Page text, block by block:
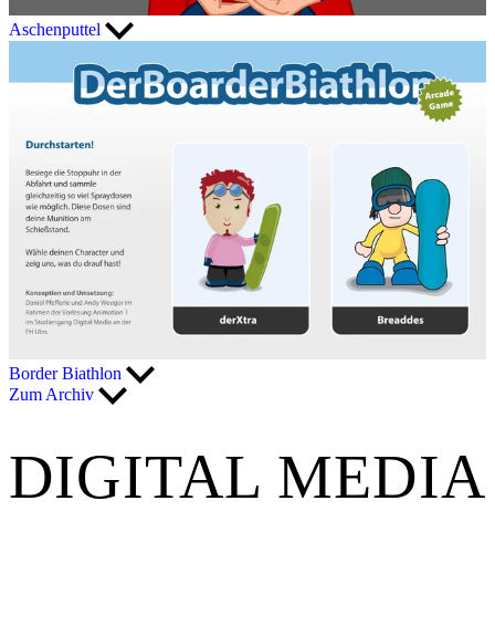
Aschenputtel
Border Biathlon
Zum Archiv
DIGITAL MEDIA